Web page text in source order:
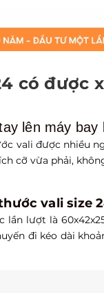
có được
lên máy bay
vali được nhiều
cỡ vừa phải,
vali size
lần lượt là
đi kéo dài